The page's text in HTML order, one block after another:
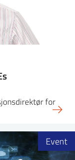
for
Event